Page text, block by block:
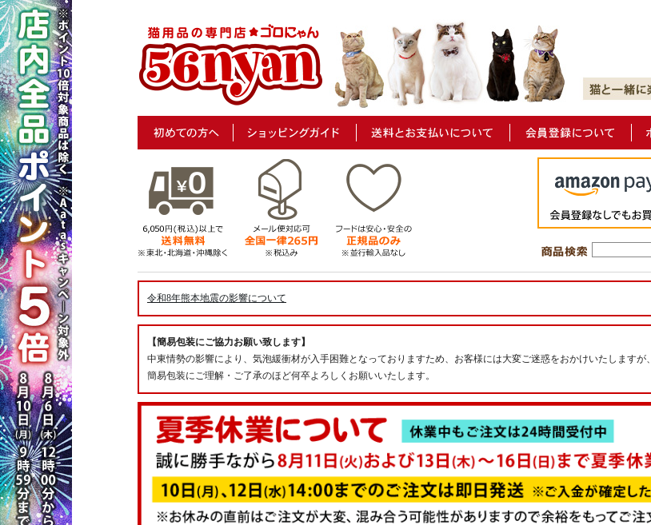
令和8年熊本地震の影響について
【簡易包装にご協力お願い致します】
中東情勢の影響により、気泡緩衝材が入手困難となっておりますため、お客様には大変ご迷惑をおかけいたしますが、
簡易包装にご理解・ご了承のほど何卒よろしくお願いいたします。